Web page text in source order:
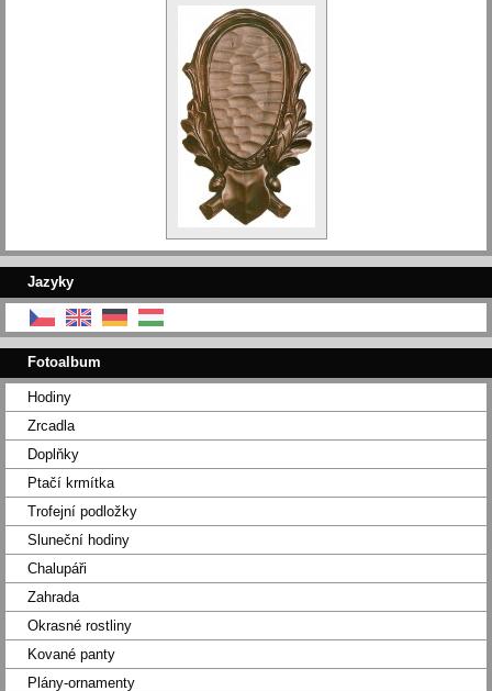
Jazyky
Fotoalbum
Hodiny
Zrcadla
Doplňky
Ptačí krmítka
Trofejní podložky
Sluneční hodiny
Chalupáři
Zahrada
Okrasné rostliny
Kované panty
Plány-ornamenty